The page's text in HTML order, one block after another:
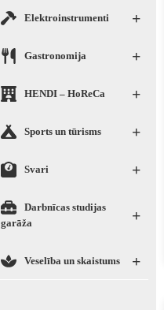
+
Elektroinstrumenti
+
Gastronomija
+
HENDI – HoReCa
+
Sports un tūrisms
+
Svari
+
Darbnīcas studijas
garāža
+
Veselība un skaistums